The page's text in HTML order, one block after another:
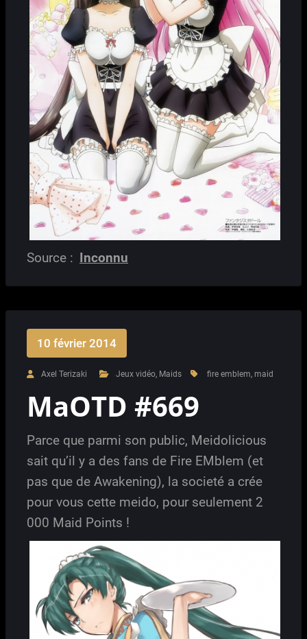
Source : Inconnu
10 février 2014
Axel Terizaki Jeux vidéo, Maids fire emblem, maid
MaOTD #669
Parce que parmi son public, Meidolicious
sait qu’il y a des fans de Fire EMblem (et
pas que de Awakening), la societé a crée
pour vous cette meido, pour seulement 2
000 Maid Points !